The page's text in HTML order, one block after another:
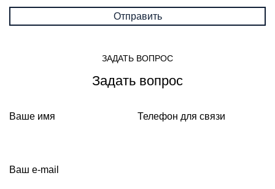
ЗАДАТЬ ВОПРОС
Задать вопрос
Ваше имя Телефон для связи
Ваш e-mail